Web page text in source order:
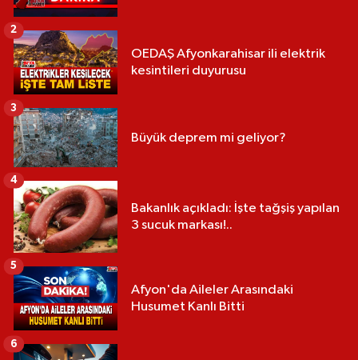
OEDAŞ Afyonkarahisar ili elektrik
kesintileri duyurusu
2
Büyük deprem mi geliyor?
3
Bakanlık açıkladı: İşte tağşiş yapılan
3 sucuk markası!..
4
Afyon'da Aileler Arasındaki
Husumet Kanlı Bitti
5
6